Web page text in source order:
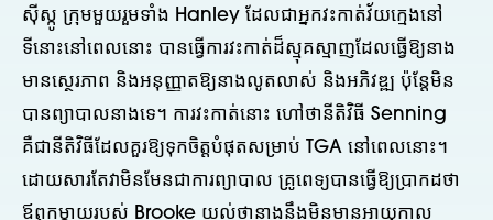
ស៊ីស្កូ ក្រុមមួយរួមទាំង Hanley ដែលជាអ្នកវះកាត់វ័យក្មេងនៅ
ទីនោះនៅពេលនោះ បានធ្វើការវះកាត់ដ៏ស្មុគស្មាញដែលធ្វើឱ្យនាង
មានស្ថេរភាព និងអនុញ្ញាតឱ្យនាងលូតលាស់ និងអភិវឌ្ឍ ប៉ុន្តែមិន
បានព្យាបាលនាងទេ។ ការវះកាត់នោះ ហៅថានីតិវិធី Senning
គឺជានីតិវិធីដែលគួរឱ្យទុកចិត្តបំផុតសម្រាប់ TGA នៅពេលនោះ។
ដោយសារតែវាមិនមែនជាការព្យាបាល គ្រូពេទ្យបានធ្វើឱ្យប្រាកដថា
ឪពុកម្តាយរបស់ Brooke យល់ថានាងនឹងមិនមានអាយុកាល